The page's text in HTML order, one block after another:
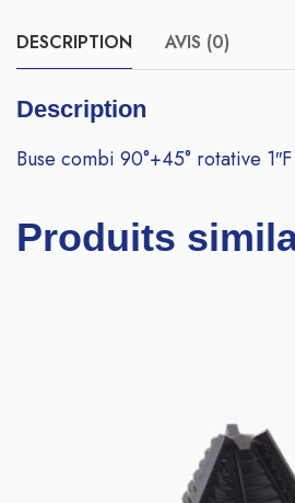
DESCRIPTION AVIS (0)
Description
Buse combi 90°+45° rotative
Produits